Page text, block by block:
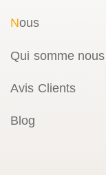
Nous
Qui somme nous
Avis Clients
Blog